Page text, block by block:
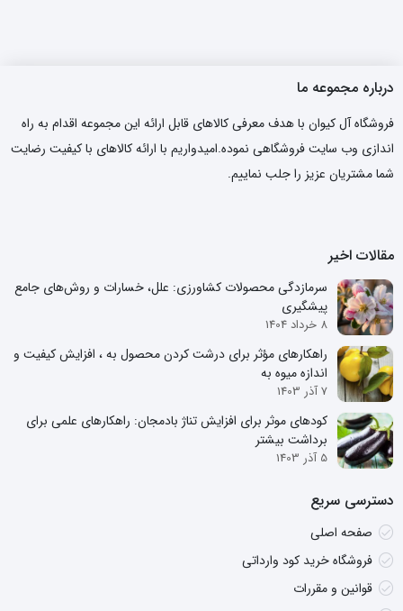
درباره مجموعه ما
فروشگاه آل کیوان با هدف معرفی کالاهای قابل ارائه این مجموعه اقدام به راه
اندازی وب سایت فروشگاهی نموده.امیدواریم با ارائه کالاهای با کیفیت رضایت
شما مشتریان عزیز را جلب نماییم.
مقالات اخیر
سرمازدگی محصولات کشاورزی: علل، خسارات و روش‌های جامع
پیشگیری
8 خرداد 1404
راهکارهای مؤثر برای درشت کردن محصول به ، افزایش کیفیت و
اندازه میوه به
7 آذر 1403
کودهای موثر برای افزایش تناژ بادمجان: راهکارهای علمی برای
برداشت بیشتر
5 آذر 1403
دسترسی سریع
صفحه اصلی
فروشگاه خرید کود وارداتی
قوانین و مقررات